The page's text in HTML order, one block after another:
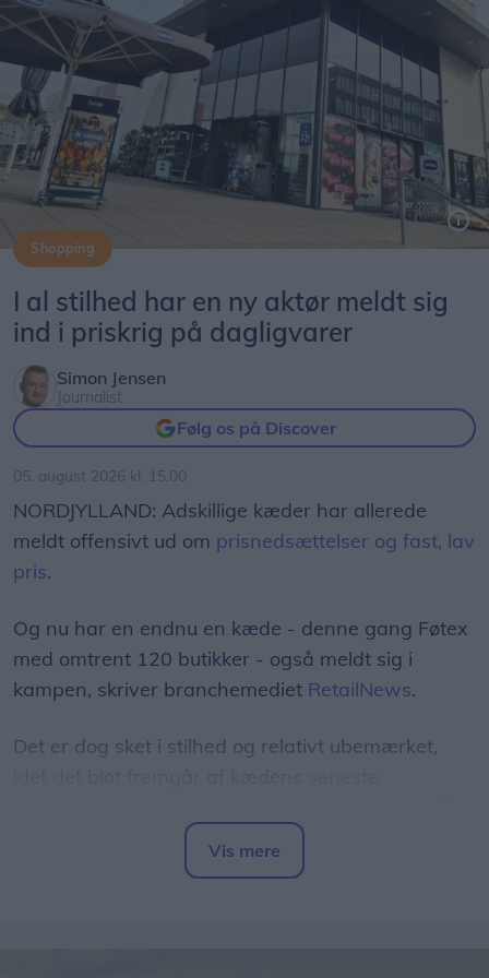
Shopping
I al stilhed har en ny aktør meldt sig
ind i priskrig på dagligvarer
Simon Jensen
Journalist
Følg os på Discover
05. august 2026 kl. 15.00
NORDJYLLAND: Adskillige kæder har allerede
meldt offensivt ud om prisnedsættelser og fast, lav
pris.
Og nu har en endnu en kæde - denne gang Føtex
med omtrent 120 butikker - også meldt sig i
kampen, skriver branchemediet RetailNews.
Det er dog sket i stilhed og relativt ubemærket,
100 dagligvarer "til discountniveau".
Vis mere